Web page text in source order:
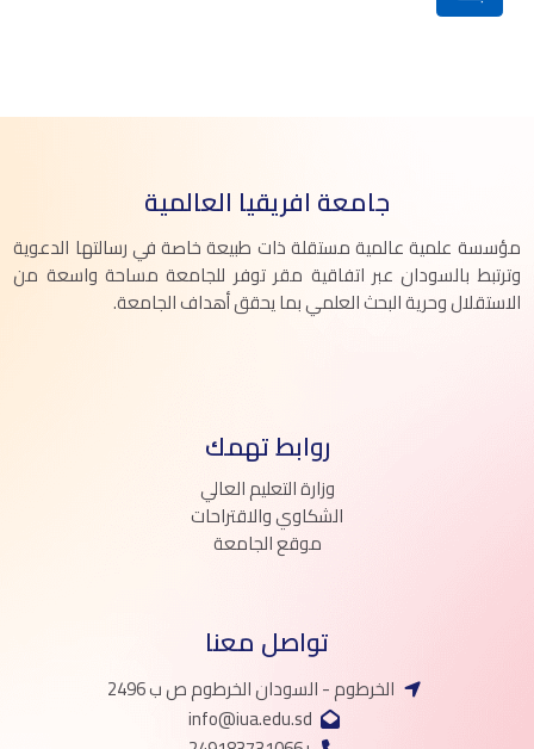
جامعة افريقيا العالمية
مؤسسة علمية عالمية مستقلة ذات طبيعة خاصة في رسالتها الدعوية
وترتبط بالسودان عبر اتفاقية مقر توفر للجامعة مساحة واسعة من
الاستقلال وحرية البحث العلمي بما يحقق أهداف الجامعة.
روابط تهمك
وزارة التعليم العالي
الشكاوي والاقتراحات
موقع الجامعة
تواصل معنا
الخرطوم - السودان الخرطوم ص ب 2496
info@iua.edu.sd